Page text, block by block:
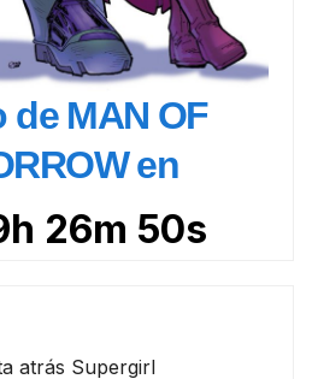
de MAN OF
en
26m 48s